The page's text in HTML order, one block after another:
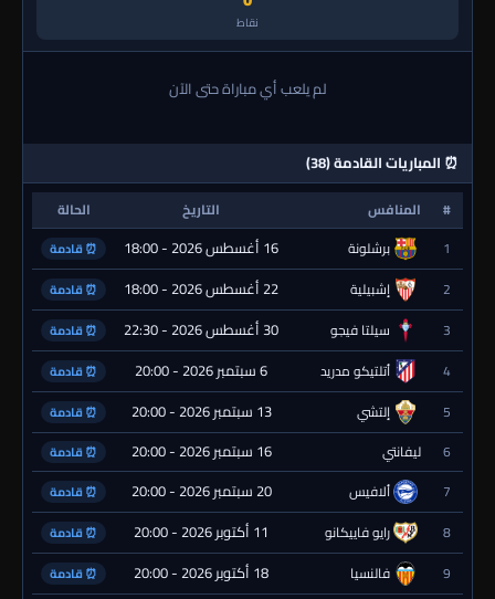
نقاط
لم يلعب أي مباراة حتى الآن
⏰ المباريات القادمة (38)
# المنافس التاريخ
الحالة
1
برشلونة 16 أغسطس 2026 - 18:00 ⏰ قادمة
2 إشبيلية 22 أغسطس 2026 - 18:00 ⏰ قادمة
3 سيلتا فيجو 30 أغسطس 2026 - 22:30 ⏰ قادمة
4 أتلتيكو مدريد 6 سبتمبر 2026 - 20:00 ⏰ قادمة
5 إلتشي 13 سبتمبر 2026 - 20:00 ⏰ قادمة
6 ليفانتي 16 سبتمبر 2026 - 20:00 ⏰ قادمة
7 ألافيس 20 سبتمبر 2026 - 20:00 ⏰ قادمة
8 رايو فاييكانو 11 أكتوبر 2026 - 20:00 ⏰ قادمة
9 فالنسيا 18 أكتوبر 2026 - 20:00 ⏰ قادمة